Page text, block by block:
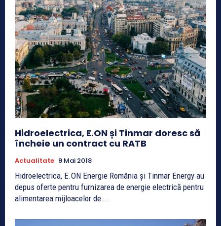
Hidroelectrica, E.ON și Tinmar doresc să
încheie un contract cu RATB
Actualitate 9 Mai 2018
Hidroelectrica, E.ON Energie România și Tinmar Energy au
depus oferte pentru furnizarea de energie electrică pentru
alimentarea mijloacelor de...